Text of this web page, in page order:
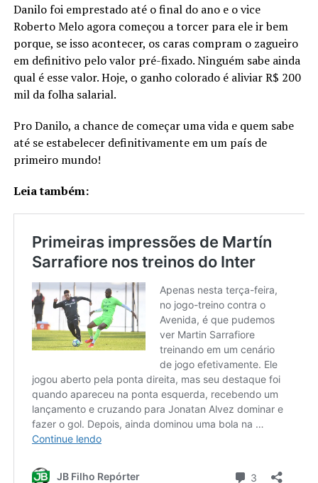
Danilo foi emprestado até o final do ano e o vice
Roberto Melo agora começou a torcer para ele ir bem
porque, se isso acontecer, os caras compram o zagueiro
em definitivo pelo valor pré-fixado. Ninguém sabe ainda
qual é esse valor. Hoje, o ganho colorado é aliviar R$ 200
mil da folha salarial.
Pro Danilo, a chance de começar uma vida e quem sabe
até se estabelecer definitivamente em um país de
primeiro mundo!
Leia também: